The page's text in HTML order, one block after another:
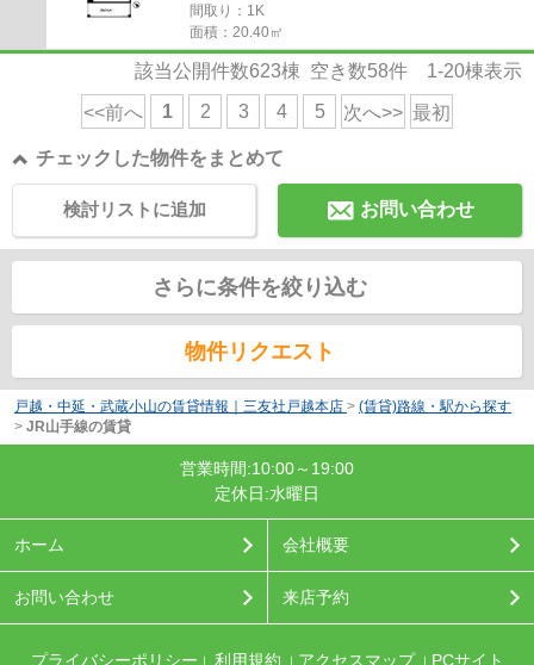
間取り：1K
面積：20.40㎡
該当公開件数623棟 空き数58件 1-20棟表示
<<前へ 1 2 3 4 5 次へ>> 最初
チェックした物件をまとめて
お問い合わせ
検討リストに追加
さらに条件を絞り込む
物件リクエスト
戸越・中延・武蔵小山の賃貸情報｜三友社戸越本店 > (賃貸)路線・駅から探す
> JR山手線の賃貸
営業時間:10:00～19:00
定休日:水曜日
ホーム 会社概要
お問い合わせ 来店予約
プライバシーポリシー 利用規約 アクセスマップ PCサイト